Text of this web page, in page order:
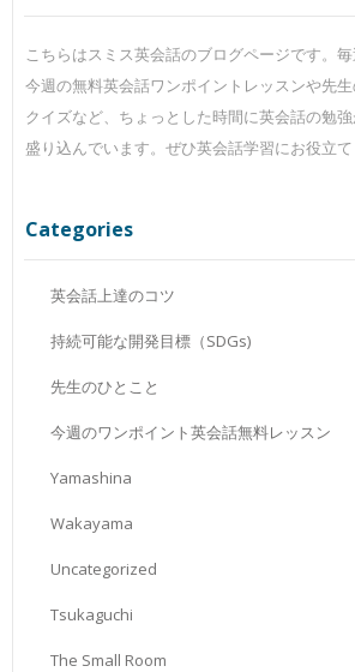
こちらはスミス英会話のブログページです。
今週の無料英会話ワンポイントレッスンや先
クイズなど、ちょっとした時間に英会話の勉
盛り込んでいます。ぜひ英会話学習にお役立て
Categories
英会話上達のコツ
持続可能な開発目標（SDGs)
先生のひとこと
今週のワンポイント英会話無料レッスン
Yamashina
Wakayama
Uncategorized
Tsukaguchi
The Small Room